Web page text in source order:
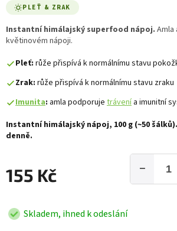
PLEŤ & ZRAK
Instantní himálajský superfood nápoj. Amla
květinovém nápoji.
Pleť: růže přispívá k normálnímu stavu
Zrak: růže přispívá k normálnímu stavu zraku
Imunita: amla podporuje trávenía imunitní
Instantní himálajský nápoj, 100 g (~50
denně.
155 Kč −
Skladem, ihned k odeslání